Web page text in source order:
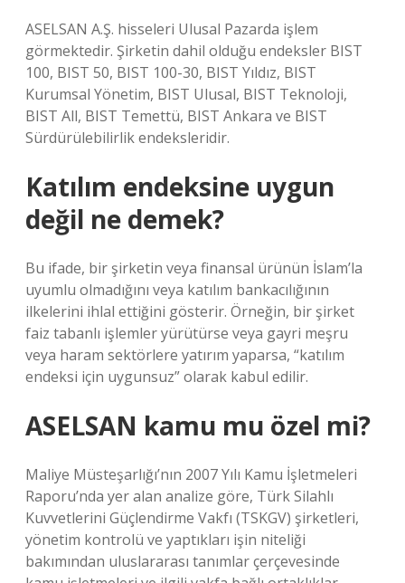
ASELSAN A.Ş. hisseleri Ulusal Pazarda işlem
görmektedir. Şirketin dahil olduğu endeksler BIST
100, BIST 50, BIST 100-30, BIST Yıldız, BIST
Kurumsal Yönetim, BIST Ulusal, BIST Teknoloji,
BIST All, BIST Temettü, BIST Ankara ve BIST
Sürdürülebilirlik endeksleridir.
Katılım endeksine uygun
değil ne demek?
Bu ifade, bir şirketin veya finansal ürünün İslam’la
uyumlu olmadığını veya katılım bankacılığının
ilkelerini ihlal ettiğini gösterir. Örneğin, bir şirket
faiz tabanlı işlemler yürütürse veya gayri meşru
veya haram sektörlere yatırım yaparsa, “katılım
endeksi için uygunsuz” olarak kabul edilir.
ASELSAN kamu mu özel mi?
Maliye Müsteşarlığı’nın 2007 Yılı Kamu İşletmeleri
Raporu’nda yer alan analize göre, Türk Silahlı
Kuvvetlerini Güçlendirme Vakfı (TSKGV) şirketleri,
yönetim kontrolü ve yaptıkları işin niteliği
bakımından uluslararası tanımlar çerçevesinde